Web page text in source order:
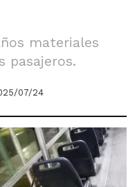
materiales
pasajeros.
07/24